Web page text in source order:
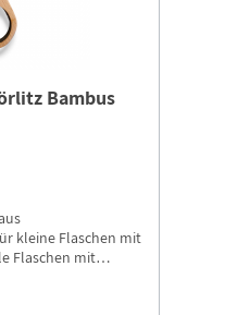
Bambus
kleine Flaschen mit
Flaschen mit